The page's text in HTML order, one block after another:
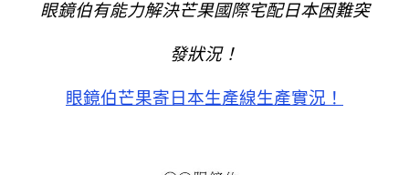
眼鏡伯有能力解決芒果國際宅配日本困難突
發狀況！
眼鏡伯芒果寄日本生產線生產實況！